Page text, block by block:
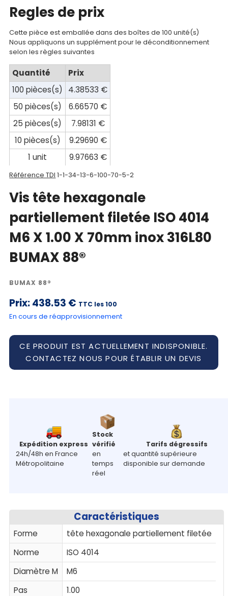
Documentations
Mon
compte
Mon
panier
Contact
Regles de prix
Cette pièce est emballée dans des boîtes de 100 unité(s)
Nous appliquons un supplément pour le déconditionnement
selon les règles suivantes
Quantité
Prix
100 pièces(s)
4.38533 €
50 pièces(s)
6.66570 €
25 pièces(s)
7.98131 €
10 pièces(s)
9.29690 €
1 unit
9.97663 €
Référence TDI 1-1-34-13-6-100-70-5-2
Vis tête hexagonale
partiellement filetée ISO 4014
M6 X 1.00 X 70mm inox 316L80
BUMAX 88®
BUMAX 88®
Prix:438.53 € TTC les 100
En cours de réapprovisionnement
CE PRODUIT EST ACTUELLEMENT INDISPONIBLE.
CONTACTEZ NOUS POUR ÉTABLIR UN DEVIS
Expédition express
24h/48h en France
Métropolitaine
Stock
vérifié
en
temps
réel
Tarifs dégressifs
et quantité supérieure
disponible sur demande
Caractéristiques
Forme
tête hexagonale partiellement filetée
Norme
ISO 4014
Diamètre M
M6
Pas
1.00